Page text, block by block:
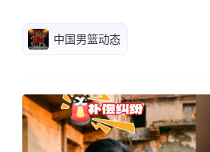
中国男篮动态